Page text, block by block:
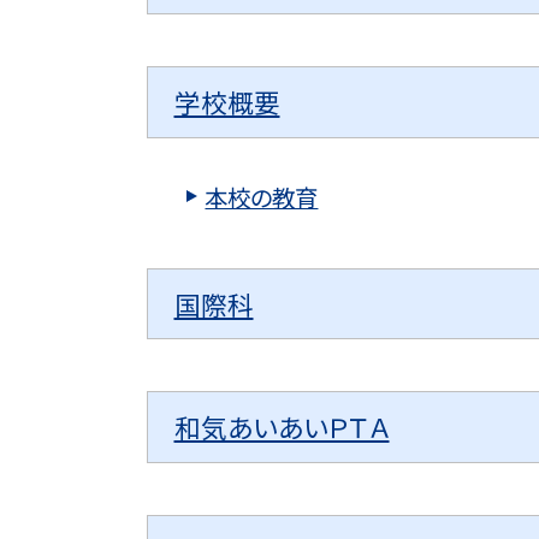
学校概要
本校の教育
国際科
和気あいあいＰＴＡ